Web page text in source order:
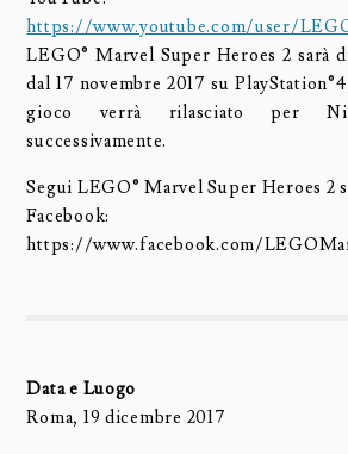
https://www.youtube.com/user/
LEGO® Marvel Super Heroes 2 sarà
dal 17 novembre 2017 su
gioco verrà rilasciato per
successivamente.
Segui LEGO® Marvel Super Heroes 2
Facebook:
https://www.facebook.com/
Data e Luogo
Roma, 19 dicembre 2017